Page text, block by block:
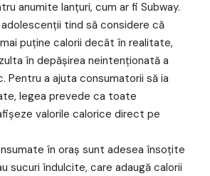
anumite lanțuri, cum ar fi Subway.
tind să considere că
puține calorii decât în realitate,
în depășirea neintenționată a
Pentru a ajuta consumatorii să ia
legea prevede ca toate
valorile calorice direct pe
în oraș sunt adesea însoțite
sucuri îndulcite, care adaugă calorii